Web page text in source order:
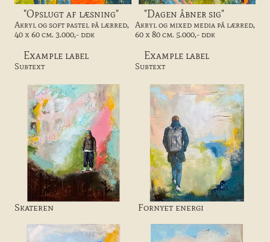
"Opslugt af læsning"
Akryl og soft pastel på lærred,
40 x 60 cm. 3.000,- ddk
"Dagen åbner sig"
Akryl og mixed media på lærred,
60 x 80 cm. 5.000,- ddk
Example label
Subtext
Example label
Subtext
Skateren Fornyet energi